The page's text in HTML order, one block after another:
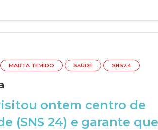
MARTA TEMIDO SAÚDE SNS24
ontem centro de
(SNS 24) e garante que